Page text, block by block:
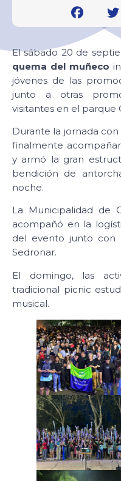
El sábado 20 de
quema del muñeco
jóvenes de las
junto a otras
visitantes en el parque
Durante la jornada
finalmente
y armó la gran
bendición de
noche.
La Municipalidad de
acompañó en la
del evento junto con
Sedronar.
El domingo, las
tradicional picnic
musical.